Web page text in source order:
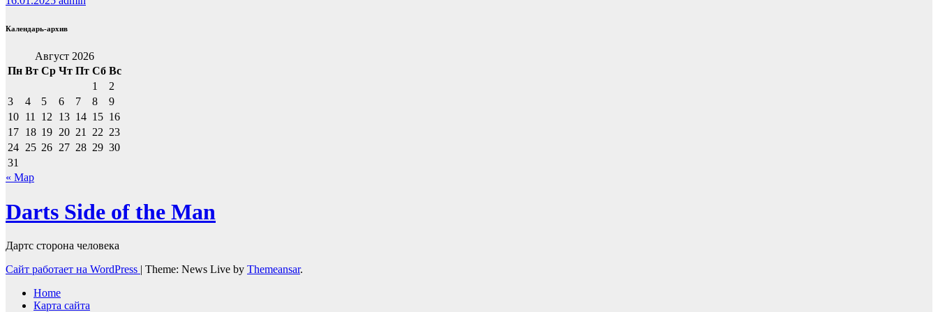
Календарь-архив
Август 2026
Пн Вт Ср Чт Пт Сб Вс
1
2
3
4 5 6 7 8
9
10 11 12 13 14 15 16
17 18 19 20 21 22 23
24 25 26 27 28 29 30
31
« Мар
Darts Side of the Man
Дартс сторона человека
Сайт работает на WordPress | Theme: News Live by Themeansar.
Home
Карта сайта